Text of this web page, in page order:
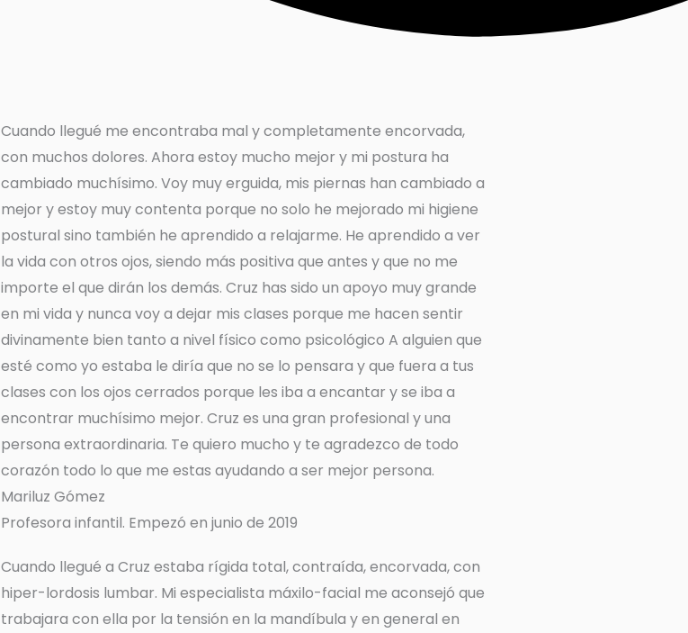
Cuando llegué me encontraba mal y completamente encorvada,
con muchos dolores. Ahora estoy mucho mejor y mi postura ha
cambiado muchísimo. Voy muy erguida, mis piernas han cambiado a
mejor y estoy muy contenta porque no solo he mejorado mi higiene
postural sino también he aprendido a relajarme. He aprendido a ver
la vida con otros ojos, siendo más positiva que antes y que no me
importe el que dirán los demás. Cruz has sido un apoyo muy grande
en mi vida y nunca voy a dejar mis clases porque me hacen sentir
divinamente bien tanto a nivel físico como psicológico A alguien que
esté como yo estaba le diría que no se lo pensara y que fuera a tus
clases con los ojos cerrados porque les iba a encantar y se iba a
encontrar muchísimo mejor. Cruz es una gran profesional y una
persona extraordinaria. Te quiero mucho y te agradezco de todo
corazón todo lo que me estas ayudando a ser mejor persona.
Mariluz Gómez
Profesora infantil. Empezó en junio de 2019
Cuando llegué a Cruz estaba rígida total, contraída, encorvada, con
hiper-lordosis lumbar. Mi especialista máxilo-facial me aconsejó que
trabajara con ella por la tensión en la mandíbula y en general en